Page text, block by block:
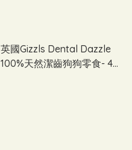
英國Gizzls Dental Dazzle
100%天然潔齒狗狗零食- 40